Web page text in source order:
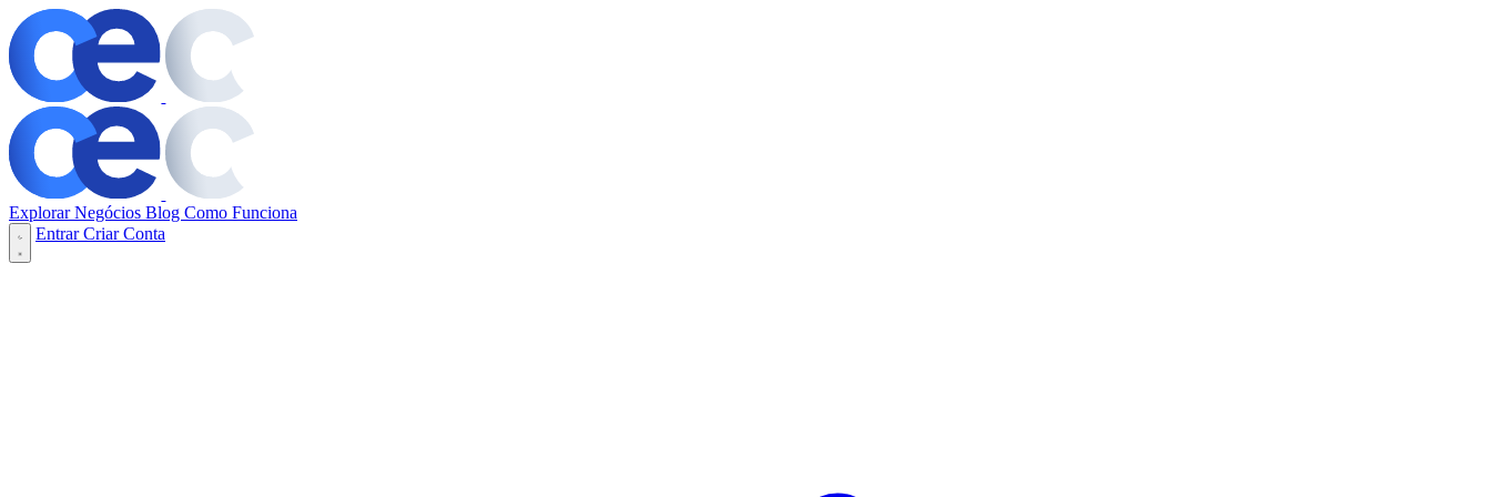
Explorar Negócios Blog Como Funciona
EntrarCriar Conta